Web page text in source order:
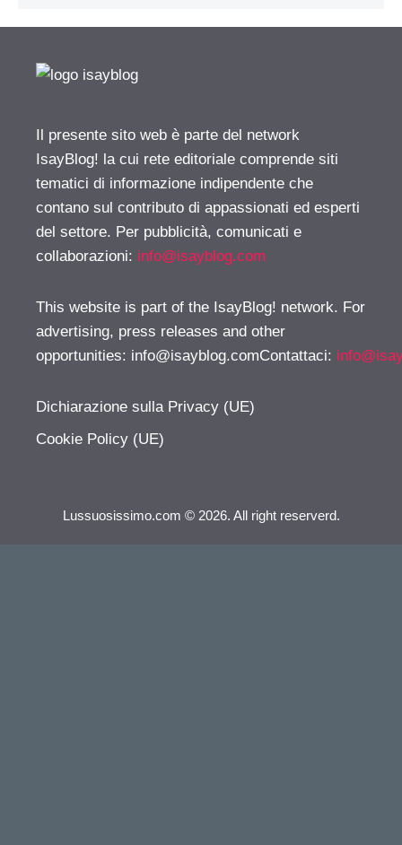
Il presente sito web è parte del network
IsayBlog! la cui rete editoriale comprende siti
tematici di informazione indipendente che
contano sul contributo di appassionati ed esperti
del settore. Per pubblicità, comunicati e
collaborazioni: info@isayblog.com
This website is part of the IsayBlog! network. For
advertising, press releases and other
opportunities: info@isayblog.comContattaci:
Dichiarazione sulla Privacy (UE)
Cookie Policy (UE)
Lussuosissimo.com © 2026. All right reserverd.